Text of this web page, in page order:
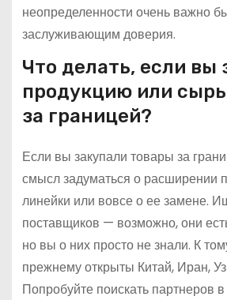
неопределенности очень важно
заслуживающим доверия.
Что делать, если вы
продукцию или
за границей?
Если вы закупали товары за
смысл задуматься о расширении
линейки или вовсе о ее замене.
поставщиков — возможно, они
но вы о них просто не знали. К
прежнему открыты Китай, Иран,
Попробуйте поискать партнеров в